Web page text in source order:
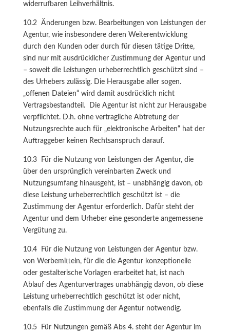
widerrufbaren Leihverhältnis.
10.2 Änderungen bzw. Bearbeitungen von Leistungen der
Agentur, wie insbesondere deren Weiterentwicklung
durch den Kunden oder durch für diesen tätige Dritte,
sind nur mit ausdrücklicher Zustimmung der Agentur und
– soweit die Leistungen urheberrechtlich geschützt sind –
des Urhebers zulässig. Die Herausgabe aller sogen.
„offenen Dateien“ wird damit ausdrücklich nicht
Vertragsbestandteil. Die Agentur ist nicht zur Herausgabe
verpflichtet. D.h. ohne vertragliche Abtretung der
Nutzungsrechte auch für „elektronische Arbeiten“ hat der
Auftraggeber keinen Rechtsanspruch darauf.
10.3 Für die Nutzung von Leistungen der Agentur, die
über den ursprünglich vereinbarten Zweck und
Nutzungsumfang hinausgeht, ist – unabhängig davon, ob
diese Leistung urheberrechtlich geschützt ist – die
Zustimmung der Agentur erforderlich. Dafür steht der
Agentur und dem Urheber eine gesonderte angemessene
Vergütung zu.
10.4 Für die Nutzung von Leistungen der Agentur bzw.
von Werbemitteln, für die die Agentur konzeptionelle
oder gestalterische Vorlagen erarbeitet hat, ist nach
Ablauf des Agenturvertrages unabhängig davon, ob diese
Leistung urheberrechtlich geschützt ist oder nicht,
ebenfalls die Zustimmung der Agentur notwendig.
10.5 Für Nutzungen gemäß Abs 4. steht der Agentur im